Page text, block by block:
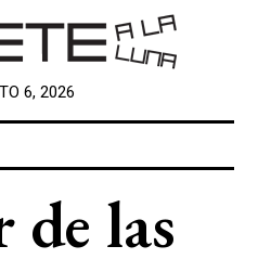
6, 2026
de las